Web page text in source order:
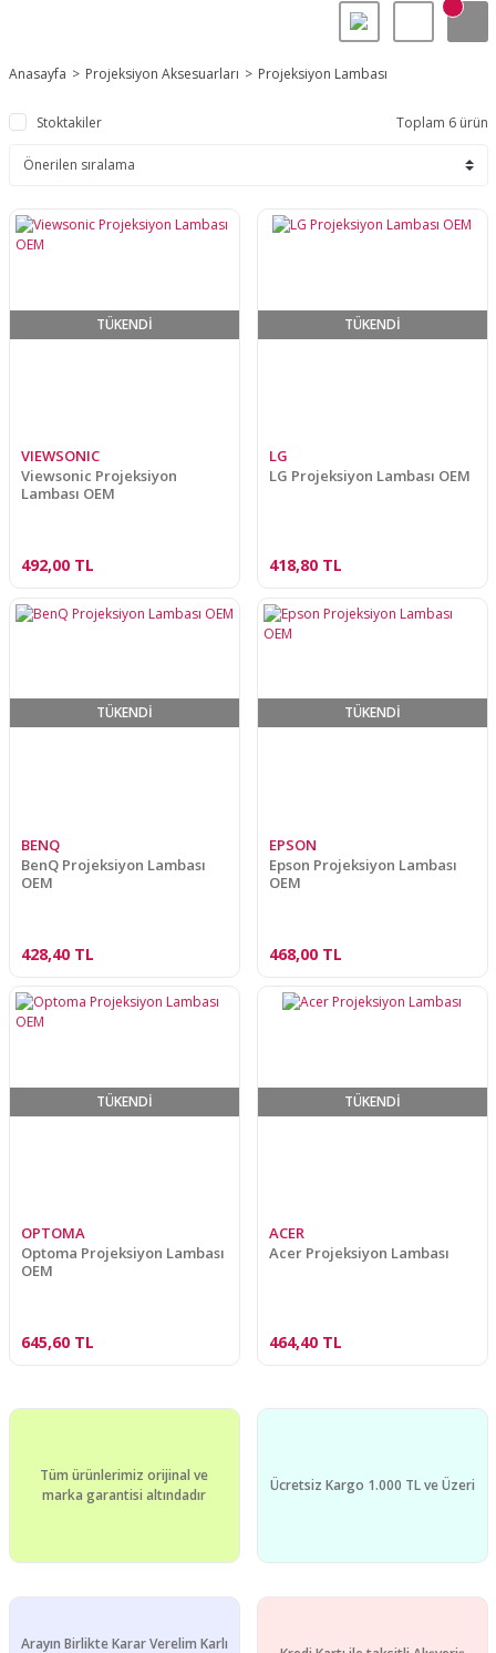
Anasayfa Projeksiyon Aksesuarları Projeksiyon Lambası
Stoktakiler Toplam 6 ürün
TÜKENDİ
VIEWSONIC
Viewsonic Projeksiyon
Lambası OEM
492,00 TL
TÜKENDİ
LG
LG Projeksiyon Lambası OEM
418,80 TL
TÜKENDİ
BENQ
BenQ Projeksiyon Lambası
OEM
428,40 TL
TÜKENDİ
EPSON
Epson Projeksiyon Lambası
OEM
468,00 TL
TÜKENDİ
OPTOMA
Optoma Projeksiyon Lambası
OEM
645,60 TL
TÜKENDİ
ACER
Acer Projeksiyon Lambası
464,40 TL
Tüm ürünlerimiz orijinal ve
marka garantisi altındadır
Ücretsiz Kargo 1.000 TL ve Üzeri
Arayın Birlikte Karar Verelim Karlı